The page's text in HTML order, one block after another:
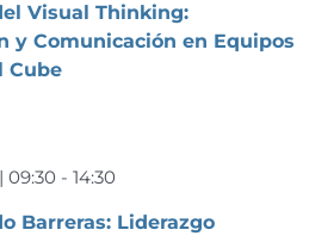
Visual Thinking:
y Comunicación en Equipos
Cube
Barreras: Liderazgo
09:30 - 14:30